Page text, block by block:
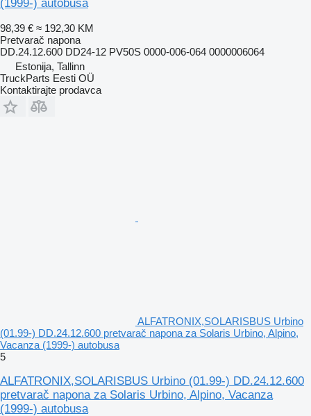
(1999-) autobusa
98,39 € ≈ 192,30 KM
Pretvarač napona
DD.24.12.600 DD24-12 PV50S 0000-006-064 0000006064
Estonija, Tallinn
TruckParts Eesti OÜ
Kontaktirajte prodavca
ALFATRONIX,SOLARISBUS Urbino
(01.99-) DD.24.12.600 pretvarač napona za Solaris Urbino, Alpino,
Vacanza (1999-) autobusa
5
ALFATRONIX,SOLARISBUS Urbino (01.99-) DD.24.12.600
pretvarač napona za Solaris Urbino, Alpino, Vacanza
(1999-) autobusa